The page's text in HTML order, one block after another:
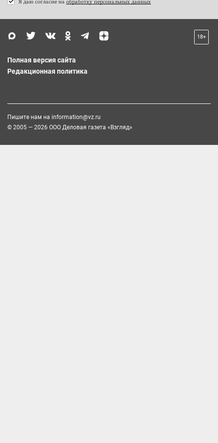
18+
Полная версия сайта
Редакционная политика
Пишите нам на information@vz.ru
© 2005 — 2026 ООО Деловая газета «Взгляд»